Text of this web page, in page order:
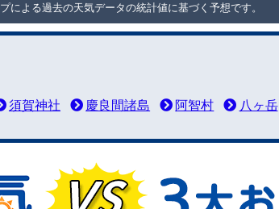
よる過去の天気データの統計値に基づく予想です。
須賀神社 慶良間諸島 阿智村 八ヶ岳